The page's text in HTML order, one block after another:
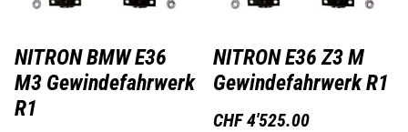
NITRON BMW E36
M3 Gewindefahrwerk
R1
NITRON E36 Z3 M
Gewindefahrwerk R1
CHF4'525.00